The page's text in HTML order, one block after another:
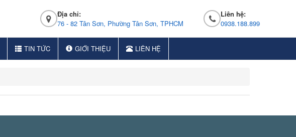
Địa chỉ:
76 - 82 Tân Sơn, Phường Tân Sơn, TPHCM
Liên hệ:
0938.188.899
TIN TỨC GIỚI THIỆU LIÊN HỆ